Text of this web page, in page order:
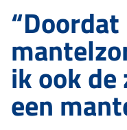
ik ook de
een